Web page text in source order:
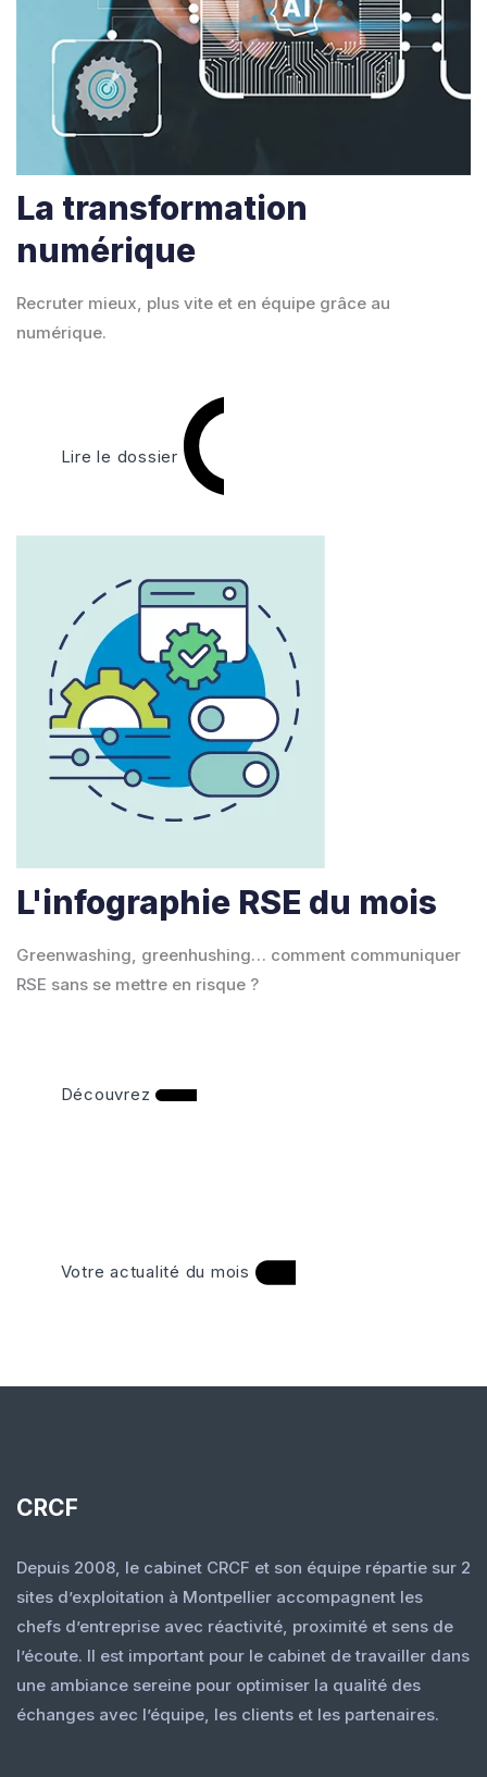
La transformation
numérique
Recruter mieux, plus vite et en équipe grâce au
numérique.
Lire le dossier
L'infographie RSE du mois
Greenwashing, greenhushing… comment communiquer
RSE sans se mettre en risque ?
Découvrez
Votre actualité du mois
CRCF
Depuis 2008, le cabinet CRCF et son équipe répartie sur 2
sites d’exploitation à Montpellier accompagnent les
chefs d’entreprise avec réactivité, proximité et sens de
l’écoute. Il est important pour le cabinet de travailler dans
une ambiance sereine pour optimiser la qualité des
échanges avec l’équipe, les clients et les partenaires.